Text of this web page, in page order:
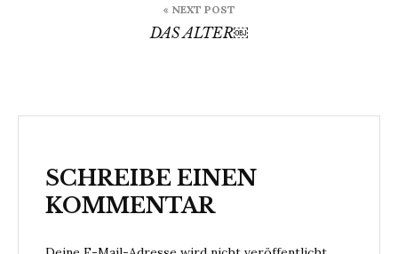
« NEXT POST
DAS ALTER￼
SCHREIBE EINEN
KOMMENTAR